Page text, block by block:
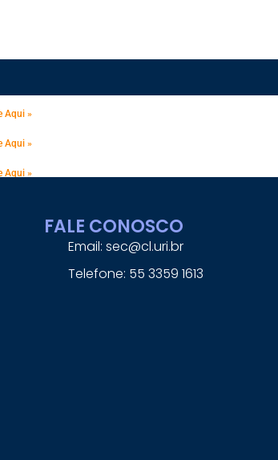
Aqui »
Aqui »
Aqui »
FALE CONOSCO
Email: sec@cl.uri.br
Telefone: 55 3359 1613